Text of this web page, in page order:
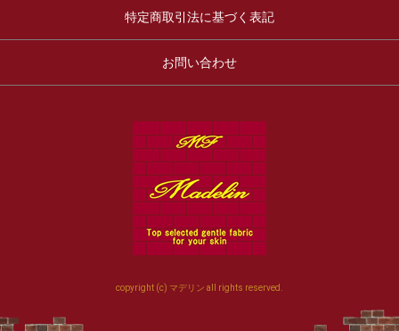
特定商取引法に基づく表記
お問い合わせ
copyright (c) マデリン all rights reserved.